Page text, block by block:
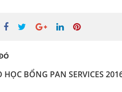
HỌC BỔNG PAN SERVICES